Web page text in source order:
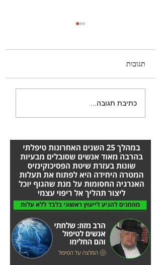
היה לי טישטוש בעין -
תגובות
כתיבת תגובה...